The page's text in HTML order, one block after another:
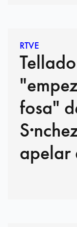
RTVE
fosa"
apelar